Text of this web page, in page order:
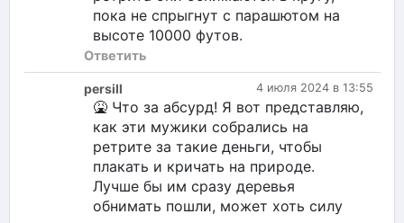
пока не спрыгнут с парашютом на
высоте 10000 футов.
Ответить
4 июля 2024 в 13:55
persill
🤮 Что за абсурд! Я вот представляю,
как эти мужики собрались на
ретрите за такие деньги, чтобы
плакать и кричать на природе.
Лучше бы им сразу деревья
обнимать пошли, может хоть силу